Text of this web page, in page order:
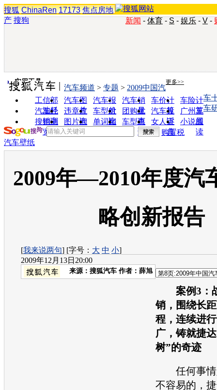
搜狐 ChinaRen 17173 焦点房地
产 搜狗 新闻 - 体育 - S - 娱乐 - V -
实用工具 更多>>
工信部
油耗
汽车图
片
汽车报
价
汽车销
量
车价计
算
车险计
算
汽车经
销商
违章查
询
车型对
比
团购优
惠
汽车投
诉
广州车
展
搜狗浏
览器
图片欣
赏
单词翻
车型查
询
女人宝
典
小说阅
读
汽车频道 > 专题 > 2009中国汽
车
车
购置税
汽车壁纸
2009年—2010年度汽
略创新报告
[我来说两句] [字号： 大 中 小]
2009年12月13日20:00
来源： 搜狐汽车 作者：薛旭
案例3：
销，围绕长
程，连续进
广，铸就捷
树”的奇迹
任何事情
不容易的，